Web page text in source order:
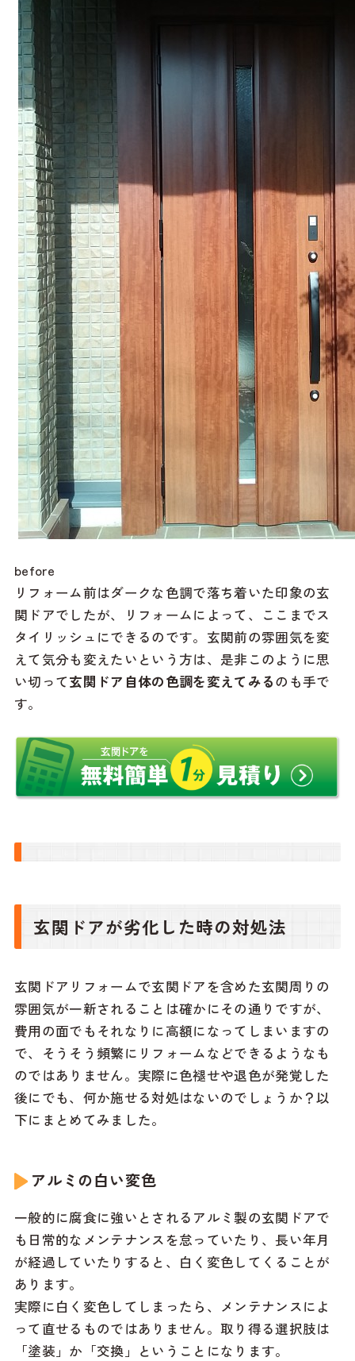
before
リフォーム前はダークな色調で落ち着いた印象の玄
関ドアでしたが、リフォームによって、ここまでス
タイリッシュにできるのです。玄関前の雰囲気を変
えて気分も変えたいという方は、是非このように思
い切って玄関ドア自体の色調を変えてみるのも手で
す。
玄関ドアが劣化した時の対処法
玄関ドアリフォームで玄関ドアを含めた玄関周りの
雰囲気が一新されることは確かにその通りですが、
費用の面でもそれなりに高額になってしまいますの
で、そうそう頻繁にリフォームなどできるようなも
のではありません。実際に色褪せや退色が発覚した
後にでも、何か施せる対処はないのでしょうか？以
下にまとめてみました。
アルミの白い変色
一般的に腐食に強いとされるアルミ製の玄関ドアで
も日常的なメンテナンスを怠っていたり、長い年月
が経過していたりすると、白く変色してくることが
あります。
実際に白く変色してしまったら、メンテナンスによ
って直せるものではありません。取り得る選択肢は
「塗装」か「交換」ということになります。